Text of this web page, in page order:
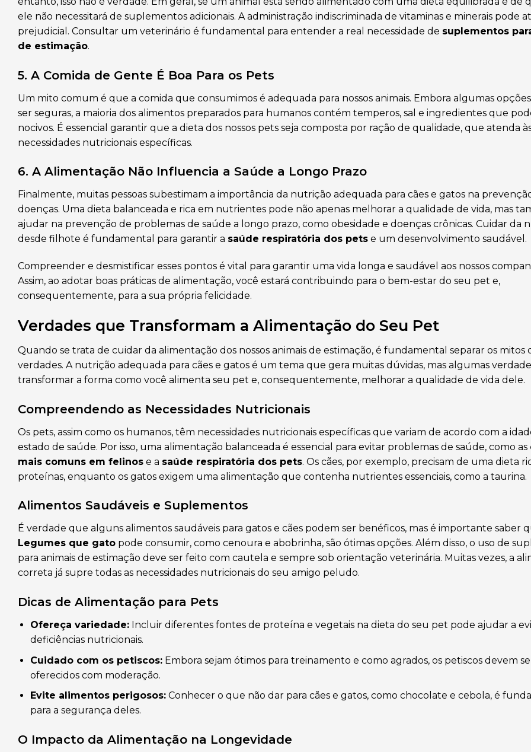
ele não necessitará de suplementos adicionais. A administração indiscriminada de vitaminas e minerais pode
prejudicial. Consultar um veterinário é fundamental para entender a real necessidade de suplementos
de estimação.
5. A Comida de Gente É Boa Para os Pets
Um mito comum é que a comida que consumimos é adequada para nossos animais. Embora algumas
ser seguras, a maioria dos alimentos preparados para humanos contém temperos, sal e ingredientes que
nocivos. É essencial garantir que a dieta dos nossos pets seja composta por ração de qualidade, que atenda
necessidades nutricionais específicas.
6. A Alimentação Não Influencia a Saúde a Longo Prazo
Finalmente, muitas pessoas subestimam a importância da nutrição adequada para cães e gatos na
doenças. Uma dieta balanceada e rica em nutrientes pode não apenas melhorar a qualidade de vida, mas
ajudar na prevenção de problemas de saúde a longo prazo, como obesidade e doenças crônicas. Cuidar da
desde filhote é fundamental para garantir a saúde respiratória dos pets e um desenvolvimento saudável.
Compreender e desmistificar esses pontos é vital para garantir uma vida longa e saudável aos nossos
Assim, ao adotar boas práticas de alimentação, você estará contribuindo para o bem-estar do seu pet e,
consequentemente, para a sua própria felicidade.
Verdades que Transformam a Alimentação do Seu Pet
Quando se trata de cuidar da alimentação dos nossos animais de estimação, é fundamental separar os mitos
verdades. A nutrição adequada para cães e gatos é um tema que gera muitas dúvidas, mas algumas
transformar a forma como você alimenta seu pet e, consequentemente, melhorar a qualidade de vida dele.
Compreendendo as Necessidades Nutricionais
Os pets, assim como os humanos, têm necessidades nutricionais específicas que variam de acordo com a
estado de saúde. Por isso, uma alimentação balanceada é essencial para evitar problemas de saúde, como as
mais comuns em felinos e a saúde respiratória dos pets. Os cães, por exemplo, precisam de uma dieta
proteínas, enquanto os gatos exigem uma alimentação que contenha nutrientes essenciais, como a taurina.
Alimentos Saudáveis e Suplementos
É verdade que alguns alimentos saudáveis para gatos e cães podem ser benéficos, mas é importante saber
Legumes que gato pode consumir, como cenoura e abobrinha, são ótimas opções. Além disso, o uso de
para animais de estimação deve ser feito com cautela e sempre sob orientação veterinária. Muitas vezes, a
correta já supre todas as necessidades nutricionais do seu amigo peludo.
Dicas de Alimentação para Pets
Ofereça variedade:Incluir diferentes fontes de proteína e vegetais na dieta do seu pet pode ajudar a
deficiências nutricionais.
Cuidado com os petiscos:Embora sejam ótimos para treinamento e como agrados, os petiscos devem
oferecidos com moderação.
Evite alimentos perigosos:Conhecer o que não dar para cães e gatos, como chocolate e cebola, é
para a segurança deles.
O Impacto da Alimentação na Longevidade